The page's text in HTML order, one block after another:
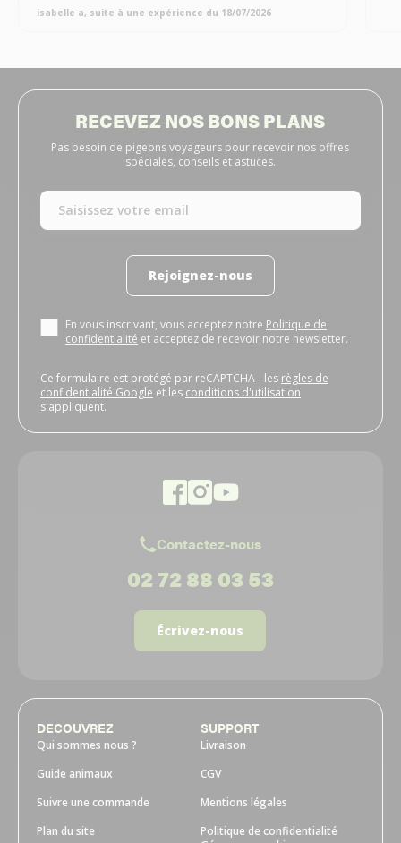
isabelle a, suite à une expérience du 18/07/2026
RECEVEZ NOS BONS PLANS
Pas besoin de pigeons voyageurs pour recevoir nos offres
spéciales, conseils et astuces.
Rejoignez-nous
En vous inscrivant, vous acceptez notre Politique de
confidentialité et acceptez de recevoir notre newsletter.
Ce formulaire est protégé par reCAPTCHA - les règles de
confidentialité Google et les conditions d'utilisation
s'appliquent.
Contactez-nous
02 72 88 03 53
Écrivez-nous
DECOUVREZ
Qui sommes nous ?
Guide animaux
Suivre une commande
Plan du site
SUPPORT
Livraison
CGV
Mentions légales
Politique de confidentialité